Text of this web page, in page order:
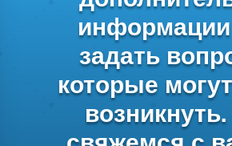
задать
которые